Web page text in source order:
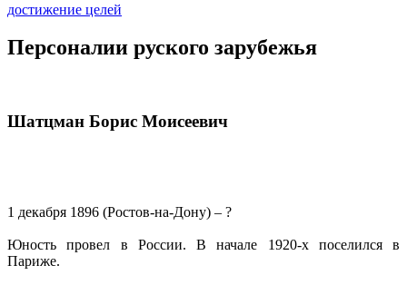
достижение целей
Персоналии руского зарубежья
Шатцман Борис Моисеевич
1 декабря 1896 (Ростов-на-Дону) – ?
Юность провел в России. В начале 1920-х поселился в
Париже.